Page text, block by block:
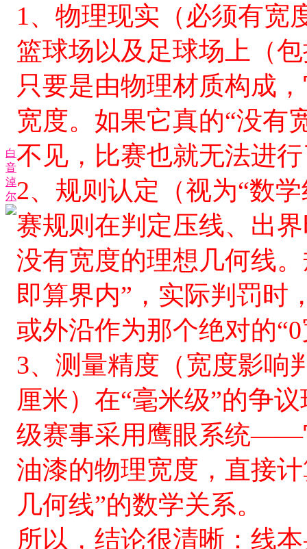
白
音
淖
尔
1、物理现实（必须有宽
篮球场以及足球场上（
只要是由物理材质构成
宽度。如果它真的“没有
不见，比赛也就无法进
2、规则认定（视为“数
赛规则在判定压线、出
没有宽度的理想几何线
即算界内”，实际判罚时
或外沿作为那个绝对的
3、测量精度（宽度影响
厘米）在“毫米级”的争
级赛事采用鹰眼系统——
油漆的物理宽度，直接
几何线”的数学关系。
所以，结论很清晰：线